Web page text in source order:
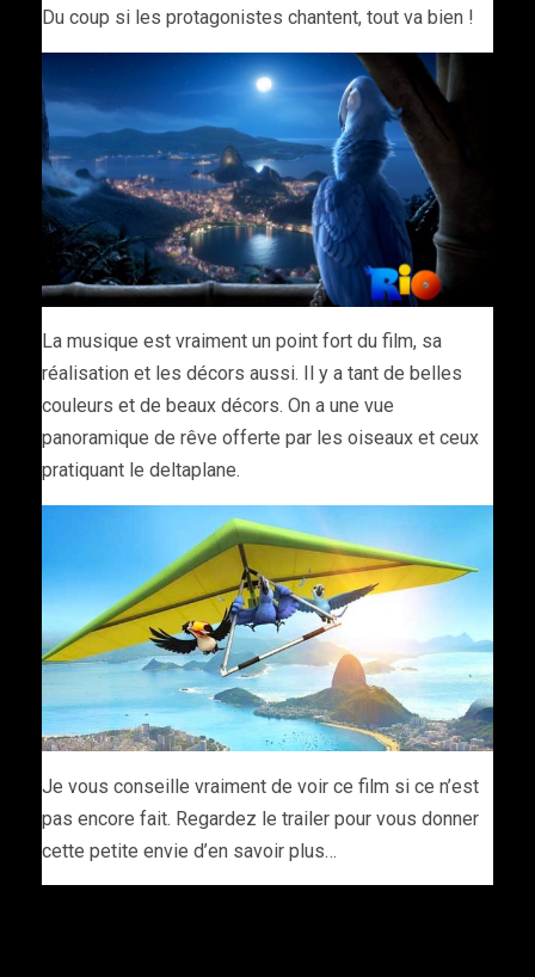
Du coup si les protagonistes chantent, tout va bien !
La musique est vraiment un point fort du film, sa
réalisation et les décors aussi. Il y a tant de belles
couleurs et de beaux décors. On a une vue
panoramique de rêve offerte par les oiseaux et ceux
pratiquant le deltaplane.
Je vous conseille vraiment de voir ce film si ce n’est
pas encore fait. Regardez le trailer pour vous donner
cette petite envie d’en savoir plus…